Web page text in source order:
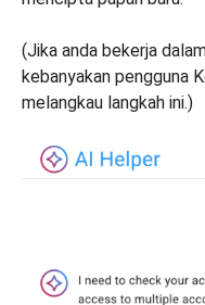
(Jika anda bekerja
kebanyakan pengguna
melangkau langkah ini.)